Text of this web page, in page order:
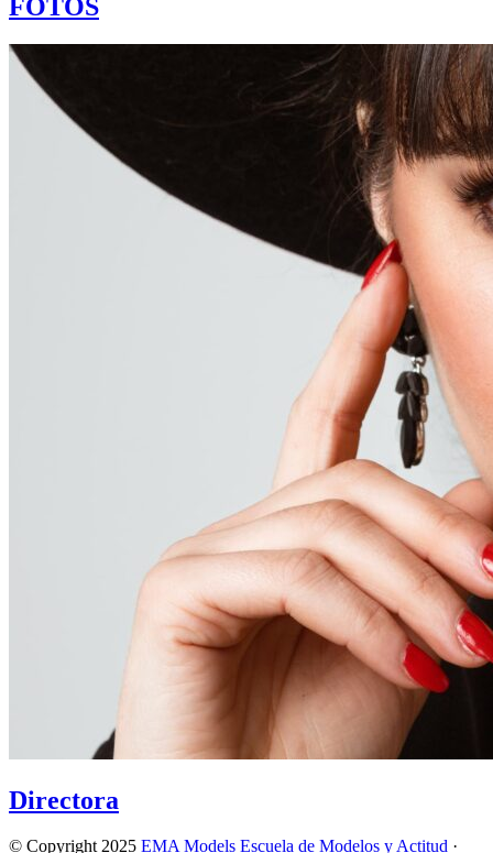
FOTOS
Directora
© Copyright 2025 EMA Models Escuela de Modelos y Actitud ·